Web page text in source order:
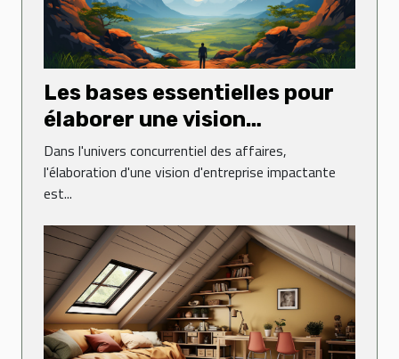
Les bases essentielles pour
élaborer une vision
d'entreprise impactante
Dans l'univers concurrentiel des affaires,
l'élaboration d'une vision d'entreprise impactante
est...